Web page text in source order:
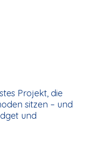
Projekt, die
sitzen – und
und